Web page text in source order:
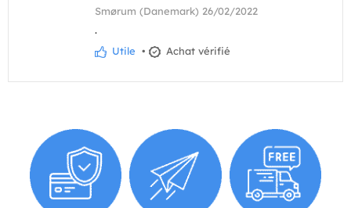
Smørum (Danemark) 26/02/2022
.
Utile • Achat vérifié